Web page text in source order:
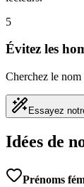
5
Évitez les
Cherchez le nom
Essayez
Idées de
Prénoms